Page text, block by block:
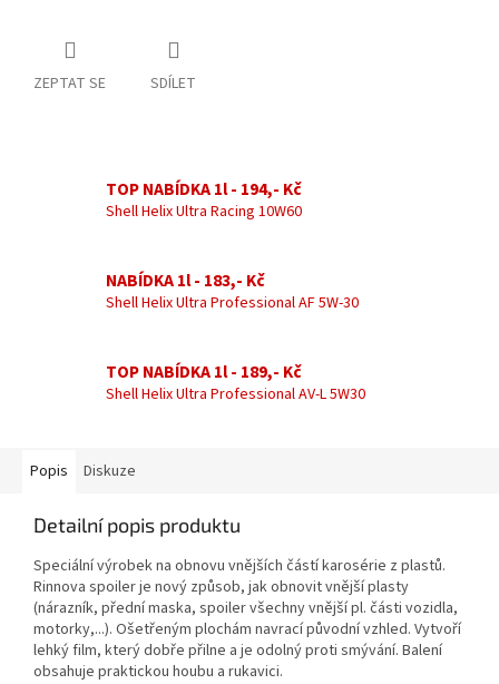
ZEPTAT SE SDÍLET
TOP NABÍDKA 1l - 194,- Kč
Shell Helix Ultra Racing 10W60
NABÍDKA 1l - 183,- Kč
Shell Helix Ultra Professional AF 5W-30
TOP NABÍDKA 1l - 189,- Kč
Shell Helix Ultra Professional AV-L 5W30
Popis Diskuze
Detailní popis produktu
Speciální výrobek na obnovu vnějších částí karosérie z plastů.
Rinnova spoiler je nový způsob, jak obnovit vnější plasty
(nárazník, přední maska, spoiler všechny vnější pl. části vozidla,
motorky,...). Ošetřeným plochám navrací původní vzhled. Vytvoří
lehký film, který dobře přilne a je odolný proti smývání. Balení
obsahuje praktickou houbu a rukavici.